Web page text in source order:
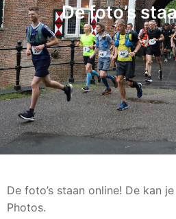
De foto’s
De foto’s staan online! De kan
Photos.